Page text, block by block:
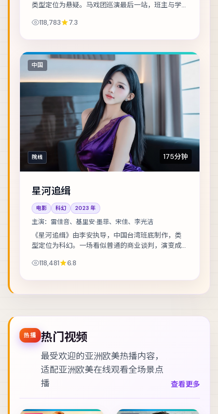
类型定位为悬疑。马戏团巡演最后一站，班主与学
周迅、张译 等，表演层次丰富。镜头语言克制...
118,783 7.3
中国
院线 175分钟
星河追缉
电影 科幻 2023 年
主演： 雷佳音、基里安·墨菲、宋佳、李光洁
《星河追缉》由李安执导，中国台湾班底制作，类
型定位为科幻。一场看似普通的商业谈判，演变成
菲、宋佳 等，表演层次丰富。美术与声音设计共...
118,481 6.8
热播 热门视频
最受欢迎的亚洲欧美热播内容，
适配亚洲欧美在线观看全场景点
播
查看更多